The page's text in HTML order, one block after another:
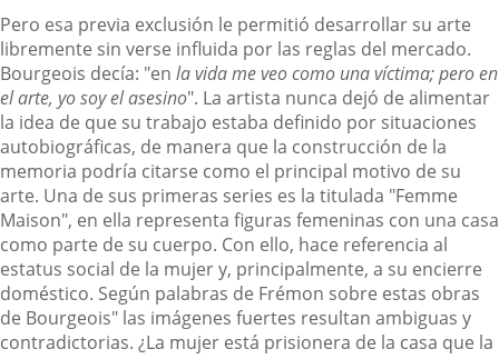
Pero esa previa exclusión le permitió desarrollar su arte
libremente sin verse influida por las reglas del mercado.
Bourgeois decía: "en la vida me veo como una víctima; pero en
el arte, yo soy el asesino". La artista nunca dejó de alimentar
la idea de que su trabajo estaba definido por situaciones
autobiográficas, de manera que la construcción de la
memoria podría citarse como el principal motivo de su
arte. Una de sus primeras series es la titulada "Femme
Maison", en ella representa figuras femeninas con una casa
como parte de su cuerpo. Con ello, hace referencia al
estatus social de la mujer y, principalmente, a su encierre
doméstico. Según palabras de Frémon sobre estas obras
de Bourgeois" las imágenes fuertes resultan ambiguas y
contradictorias. ¿La mujer está prisionera de la casa que la